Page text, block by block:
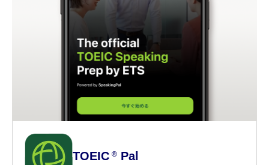
TOEIC ®Pal